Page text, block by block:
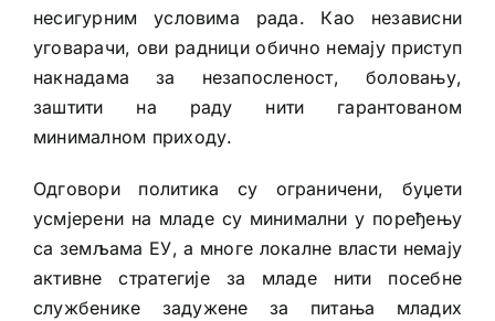
несигурним условима рада. Као независни
уговарачи, ови радници обично немају приступ
накнадама за незапосленост, боловању,
заштити на раду нити гарантованом
минималном приходу.
Одговори политика су ограничени, буџети
усмјерени на младе су минимални у поређењу
са земљама ЕУ, а многе локалне власти немају
активне стратегије за младе нити посебне
службенике задужене за питања младих